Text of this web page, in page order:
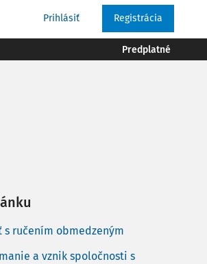
Prihlásiť Registrácia
Predplatné
s ručením obmedzeným
a vznik spoločnosti s